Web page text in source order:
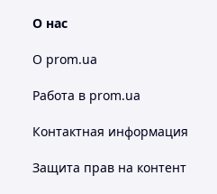
О нас
О prom.ua
Работа в prom.ua
Контактная информация
Защита прав на контент